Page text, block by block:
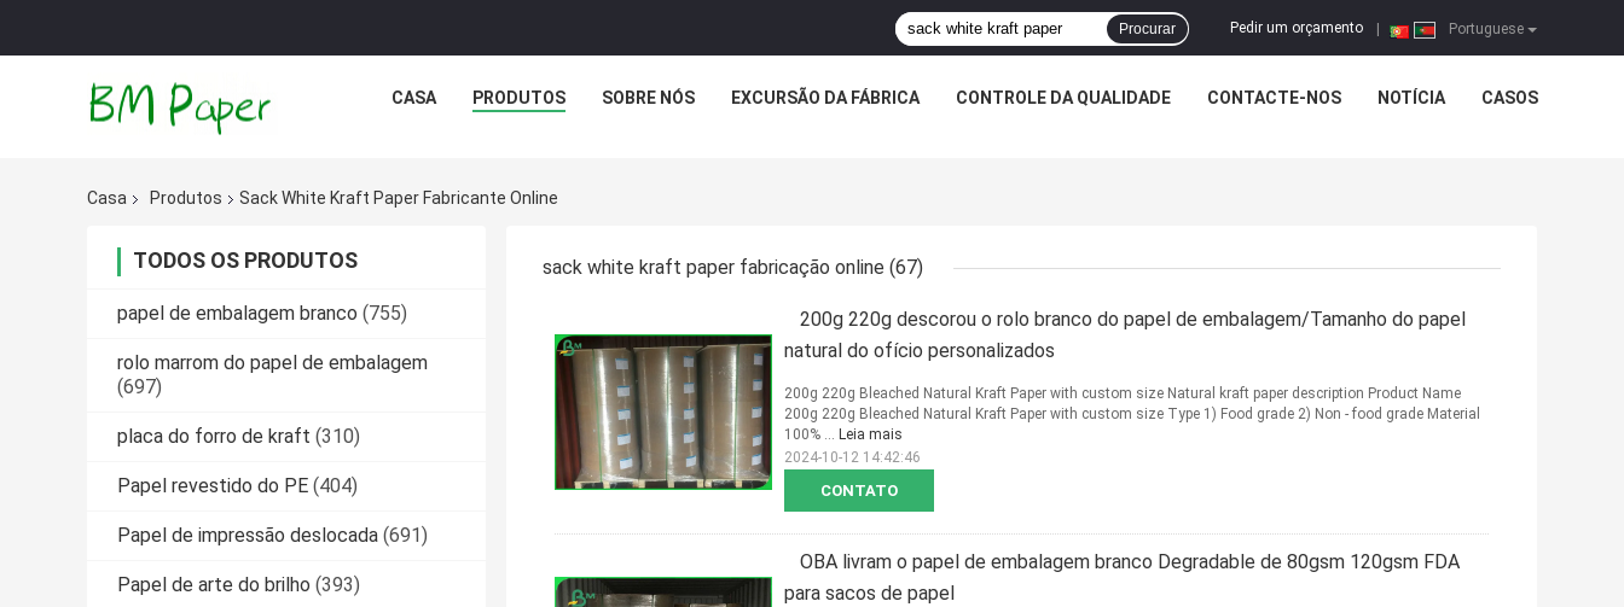
Portuguese
Pedir um orçamento
Procurar
CASA PRODUTOS SOBRE NÓS EXCURSÃO DA FÁBRICA CONTROLE DA QUALIDADE CONTACTE-NOS NOTÍCIA CASOS
Casa Produtos Sack White Kraft Paper Fabricante Online
TODOS OS PRODUTOS
papel de embalagem branco (755)
rolo marrom do papel de embalagem
(697)
placa do forro de kraft (310)
Papel revestido do PE (404)
Papel de impressão deslocada (691)
Papel de arte do brilho (393)
sack white kraft paper fabricação online (67)
200g 220g descorou o rolo branco do papel de embalagem/Tamanho do papel
natural do ofício personalizados
CONTATO
200g 220g Bleached Natural Kraft Paper with custom size Natural kraft paper description Product Name
200g 220g Bleached Natural Kraft Paper with custom size Type 1) Food grade 2) Non - food grade Material
100% ... Leia mais
2024-10-12 14:42:46
OBA livram o papel de embalagem branco Degradable de 80gsm 120gsm FDA
para sacos de papel